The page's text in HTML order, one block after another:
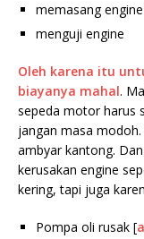
memasang
menguji engine
Oleh karena itu
biayanya mahal.
sepeda motor harus
jangan masa
ambyar kantong.
kerusakan engine
kering, tapi juga
Pompa oli rusak [